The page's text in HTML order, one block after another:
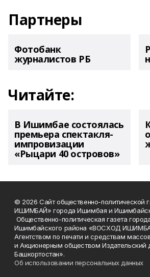
Партнеры
Фотобанк
журналистов РБ
Читайте:
В Ишимбае состоялась
премьера спектакля-
импровизации
«Рыцари 40 островов»
© 2026 Сайт общественно-политической
ИШИМБАЙ» города Ишимбая и
Общественно-политическая газета
Ишимбайского района «ВОСХОД
Агентством по печати и средствам
и Акционерным обществом Издательский
Башкортостан».
Об использовании персональных данных